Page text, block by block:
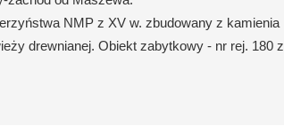
NMP z XV w. zbudowany z kamienia
drewnianej. Obiekt zabytkowy - nr rej. 180 z